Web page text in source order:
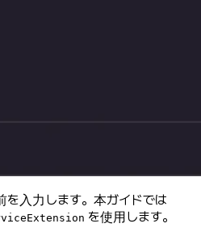
入力します。本ガイドでは
を使用します。